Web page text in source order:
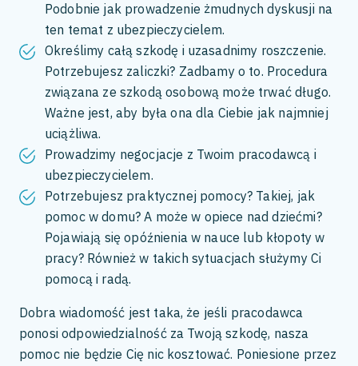
Podobnie jak prowadzenie żmudnych dyskusji na
ten temat z ubezpieczycielem.
Określimy całą szkodę i uzasadnimy roszczenie.
Potrzebujesz zaliczki? Zadbamy o to. Procedura
związana ze szkodą osobową może trwać długo.
Ważne jest, aby była ona dla Ciebie jak najmniej
uciążliwa.
Prowadzimy negocjacje z Twoim pracodawcą i
ubezpieczycielem.
Potrzebujesz praktycznej pomocy? Takiej, jak
pomoc w domu? A może w opiece nad dziećmi?
Pojawiają się opóźnienia w nauce lub kłopoty w
pracy? Również w takich sytuacjach służymy Ci
pomocą i radą.
Dobra wiadomość jest taka, że jeśli pracodawca
ponosi odpowiedzialność za Twoją szkodę, nasza
pomoc nie będzie Cię nic kosztować. Poniesione przez